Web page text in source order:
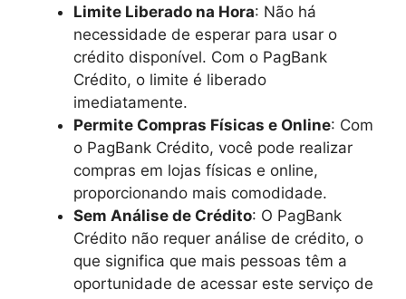
Limite Liberado na Hora: Não há
necessidade de esperar para usar o
crédito disponível. Com o PagBank
Crédito, o limite é liberado
imediatamente.
Permite Compras Físicas e Online: Com
o PagBank Crédito, você pode realizar
compras em lojas físicas e online,
proporcionando mais comodidade.
Sem Análise de Crédito: O PagBank
Crédito não requer análise de crédito, o
que significa que mais pessoas têm a
oportunidade de acessar este serviço de